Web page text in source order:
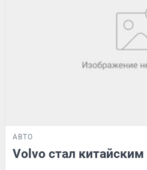
АВТО
Volvo стал китайским